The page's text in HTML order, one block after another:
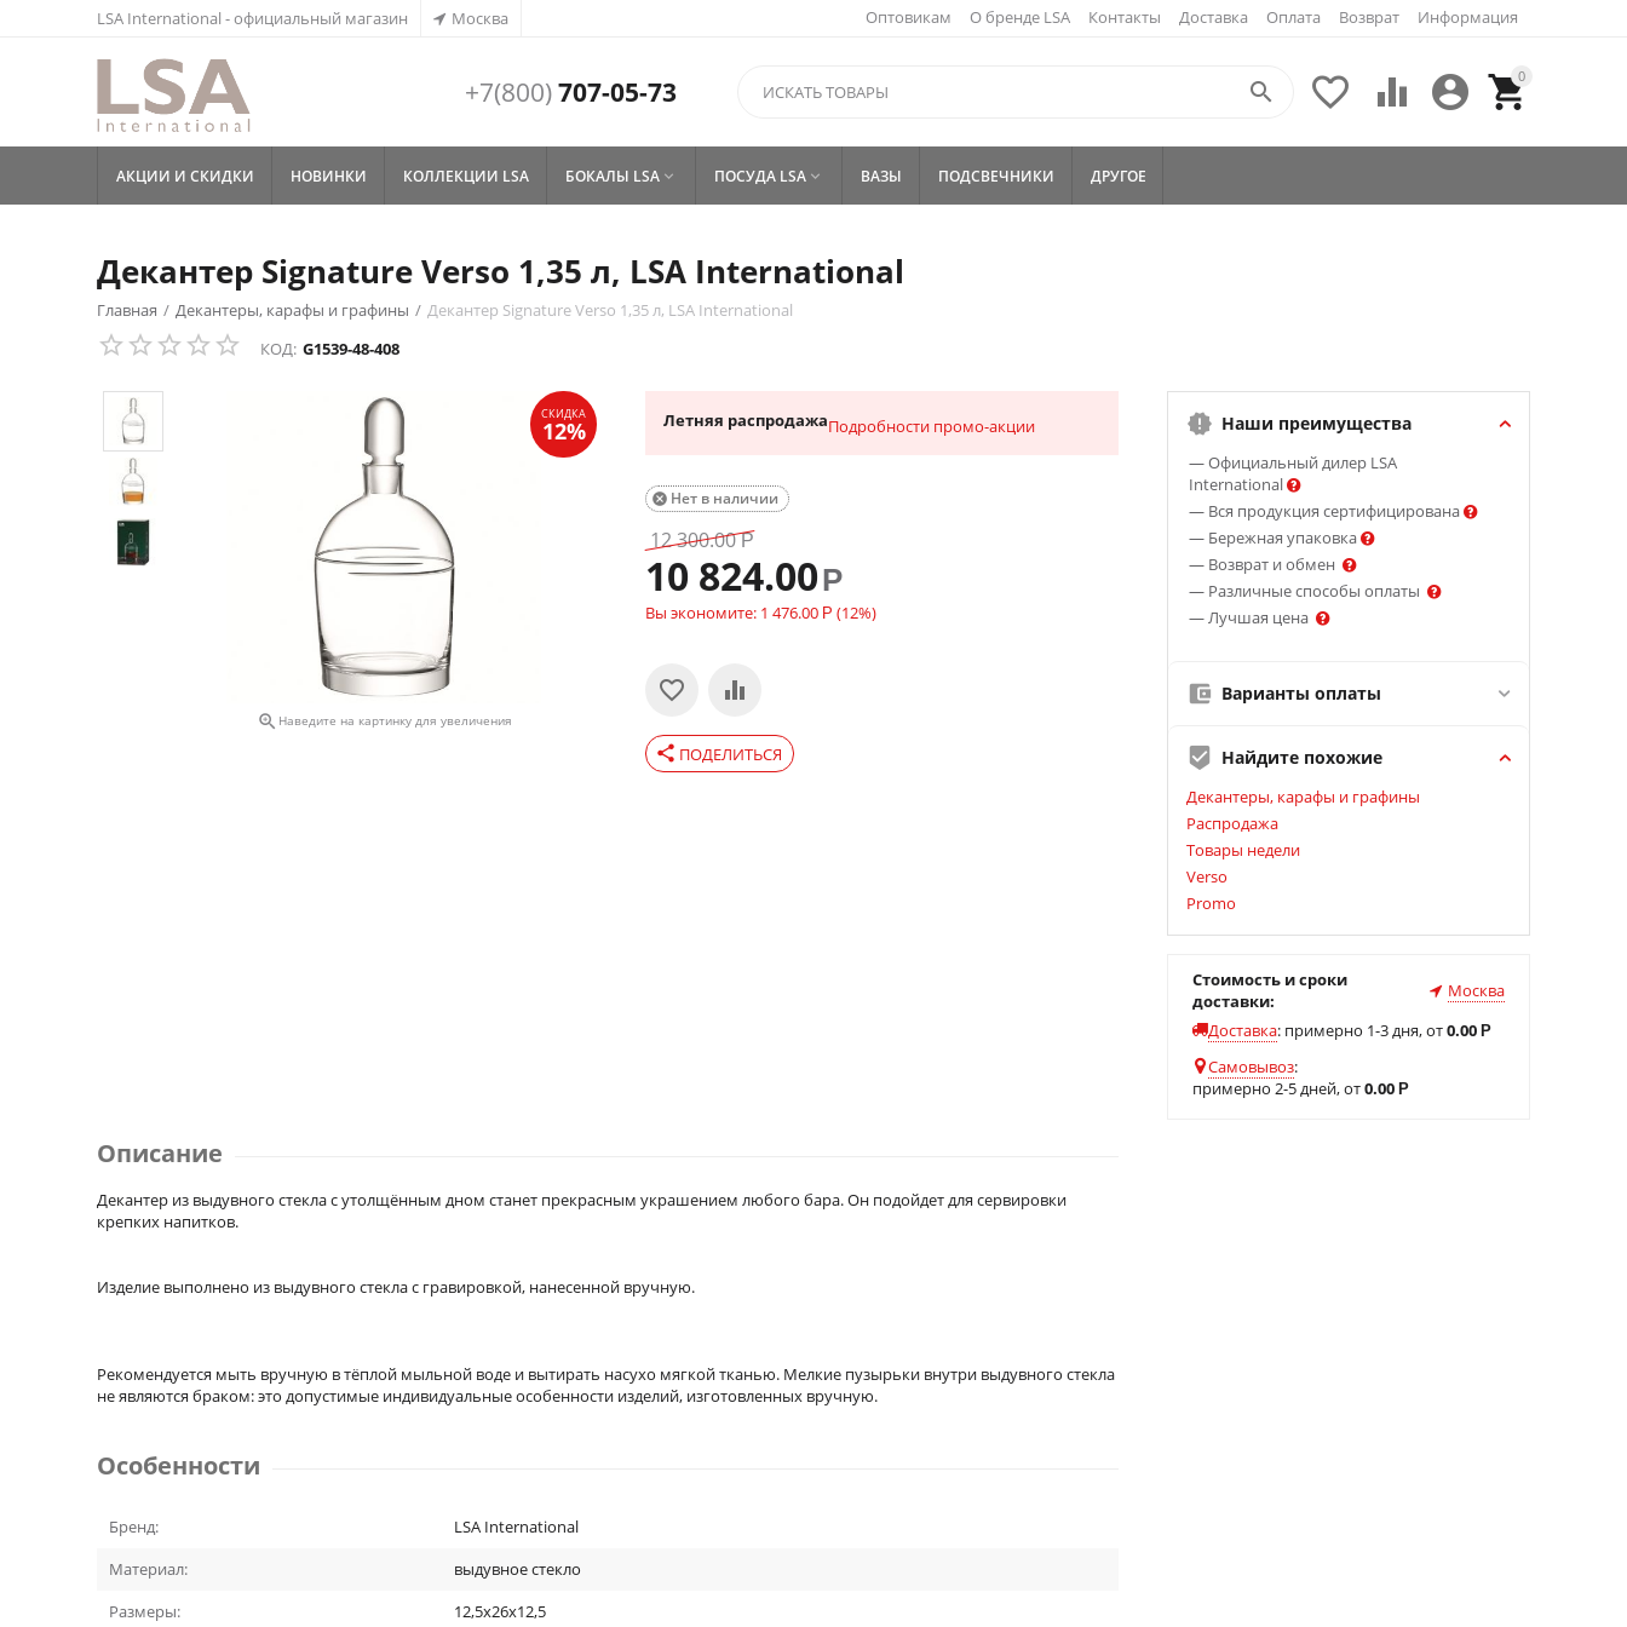
LSA International - официальный магазин Москва Оптовикам О бренде LSA Контакты Доставка Оплата Возврат Информация
+7(800)707-05-73 0


 

АКЦИИ И СКИДКИ НОВИНКИ КОЛЛЕКЦИИ LSA БОКАЛЫ LSA  ПОСУДА LSA  ВАЗЫ ПОДСВЕЧНИКИ ДРУГОЕ
Декантер Signature Verso 1,35 л, LSA International
Главная / Декантеры, карафы и графины / Декантер Signature Verso 1,35 л, LSA International
КОД: G1539-48-408
 Наведите на картинку для увеличения
Летняя распродажаПодробности промо-акции
Нет в наличии

12 300.00 Р
10 824.00Р
Вы экономите: 1 476.00 Р (12%)
share ПОДЕЛИТЬСЯ
Наши преимущества
— Официальный дилер LSA
International
— Вся продукция сертифицирована
— Бережная упаковка
— Возврат и обмен
— Различные способы оплаты
— Лучшая цена
Варианты оплаты
Найдите похожие
Декантеры, карафы и графины
Распродажа
Товары недели
Verso
Promo
Стоимость и сроки
доставки:
Москва
Доставка: примерно 1-3 дня, от0.00 Р
Самовывоз:
примерно 2-5 дней, от0.00 Р
Описание
Декантер из выдувного стекла с утолщённым дном станет прекрасным украшением любого бара. Он подойдет для сервировки
крепких напитков.
Изделие выполнено из выдувного стекла с гравировкой, нанесенной вручную.
Рекомендуется мыть вручную в тёплой мыльной воде и вытирать насухо мягкой тканью. Мелкие пузырьки внутри выдувного стекла
не являются браком: это допустимые индивидуальные особенности изделий, изготовленных вручную.
Особенности
Бренд:
LSA International
Материал:
выдувное стекло
Размеры:
12,5x26x12,5